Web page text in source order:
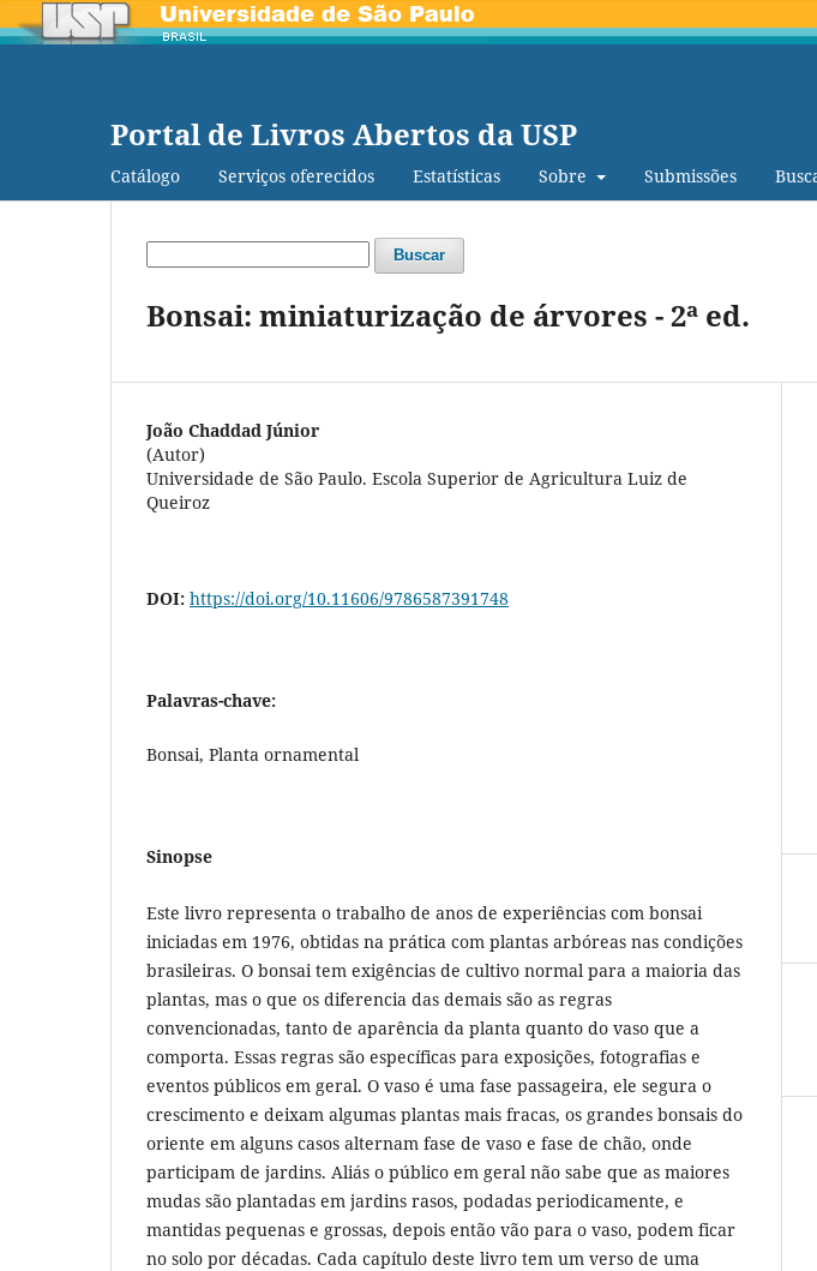
Portal de Livros Abertos da USP
Catálogo Serviços oferecidos Estatísticas Sobre Submissões
Buscar
Bonsai: miniaturização de árvores - 2ª ed.
João Chaddad Júnior
(Autor)
Universidade de São Paulo. Escola Superior de Agricultura Luiz de
Queiroz
DOI: https://doi.org/10.11606/9786587391748
Palavras-chave:
Bonsai, Planta ornamental
Sinopse
Este livro representa o trabalho de anos de experiências com bonsai
iniciadas em 1976, obtidas na prática com plantas arbóreas nas condições
brasileiras. O bonsai tem exigências de cultivo normal para a maioria das
plantas, mas o que os diferencia das demais são as regras
convencionadas, tanto de aparência da planta quanto do vaso que a
comporta. Essas regras são específicas para exposições, fotografias e
eventos públicos em geral. O vaso é uma fase passageira, ele segura o
crescimento e deixam algumas plantas mais fracas, os grandes bonsais do
oriente em alguns casos alternam fase de vaso e fase de chão, onde
participam de jardins. Aliás o público em geral não sabe que as maiores
mudas são plantadas em jardins rasos, podadas periodicamente, e
mantidas pequenas e grossas, depois então vão para o vaso, podem ficar
no solo por décadas. Cada capítulo deste livro tem um verso de uma